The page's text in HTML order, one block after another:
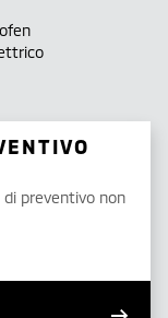
preventivo non